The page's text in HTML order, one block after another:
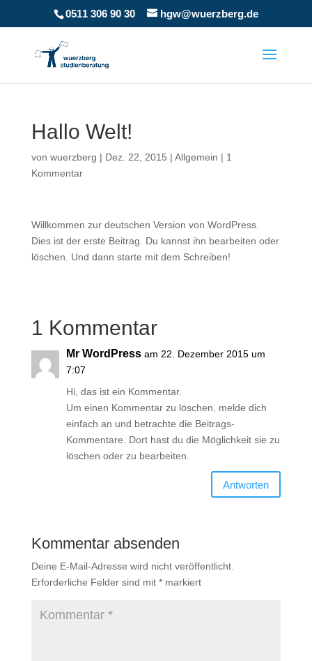
0511 306 90 30 hgw@wuerzberg.de
Hallo Welt!
von wuerzberg | Dez. 22, 2015 | Allgemein | 1
Kommentar
Willkommen zur deutschen Version von WordPress.
Dies ist der erste Beitrag. Du kannst ihn bearbeiten oder
löschen. Und dann starte mit dem Schreiben!
1 Kommentar
Mr WordPress am 22. Dezember 2015 um
7:07
Hi, das ist ein Kommentar.
Um einen Kommentar zu löschen, melde dich
einfach an und betrachte die Beitrags-
Kommentare. Dort hast du die Möglichkeit sie zu
löschen oder zu bearbeiten.
Antworten
Kommentar absenden
Deine E-Mail-Adresse wird nicht veröffentlicht.
Erforderliche Felder sind mit *markiert